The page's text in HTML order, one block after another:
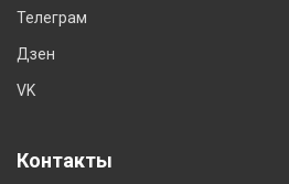
Телеграм
Дзен
VK
Контакты